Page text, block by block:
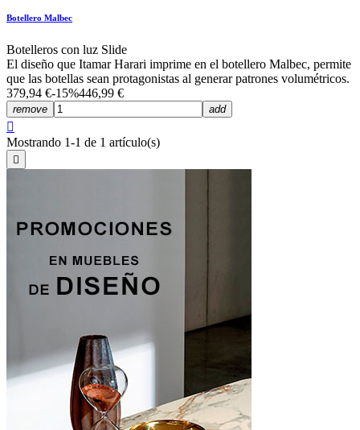
Botellero Malbec
Botelleros con luz Slide
El diseño que Itamar Harari imprime en el botellero Malbec, permite
que las botellas sean protagonistas al generar patrones volumétricos.
379,94 €-15%446,99 €
remove add

Mostrando 1-1 de 1 artículo(s)
